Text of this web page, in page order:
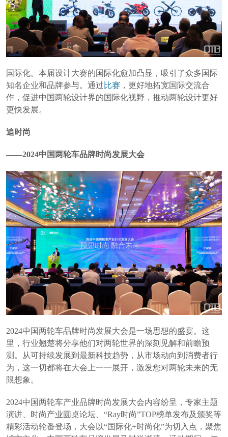
国际化。本届设计大赛的国际化愈加凸显，吸引了众多国际
知名企业和品牌参与。通过比赛 ，更好地拓宽国际交流合
作，促进中国两轮设计界的国际化视野，推动两轮设计更好
更快发展。
追时尚
——2024中国两轮车品牌时尚发展大会
2024中国两轮车品牌时尚发展大会是一场思想的盛宴。这
里，行业翘楚将分享他们对两轮世界的深刻见解和前瞻预
测。从可持续发展到最新科技趋势，从市场动向到消费者行
为，这一切都将在大会上一一展开，激发您对两轮未来的无
限想象。
2024中国两轮车产业品牌时尚发展大会内容纷呈，专家主题
演讲、时尚产业圆桌论坛、“Ray时尚”TOP榜单发布及颁奖等
精彩活动轮番登场，大会以“国际化+时尚化”为切入点，聚焦